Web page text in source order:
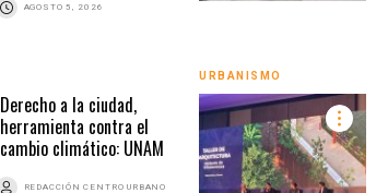
AGOSTO 5, 2026
Derecho a la ciudad,
herramienta contra el
cambio climático: UNAM
REDACCIÓN CENTRO URBANO
URBANISMO